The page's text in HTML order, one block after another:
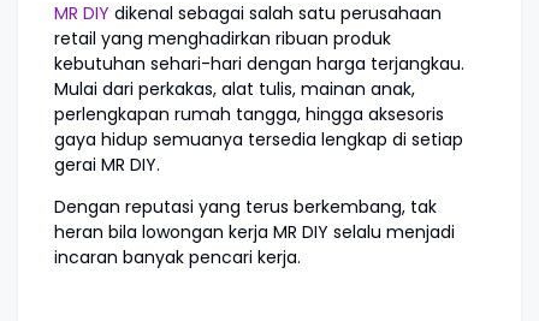
MR DIY dikenal sebagai salah satu perusahaan
retail yang menghadirkan ribuan produk
kebutuhan sehari-hari dengan harga terjangkau.
Mulai dari perkakas, alat tulis, mainan anak,
perlengkapan rumah tangga, hingga aksesoris
gaya hidup semuanya tersedia lengkap di setiap
gerai MR DIY.
Dengan reputasi yang terus berkembang, tak
heran bila lowongan kerja MR DIY selalu menjadi
incaran banyak pencari kerja.